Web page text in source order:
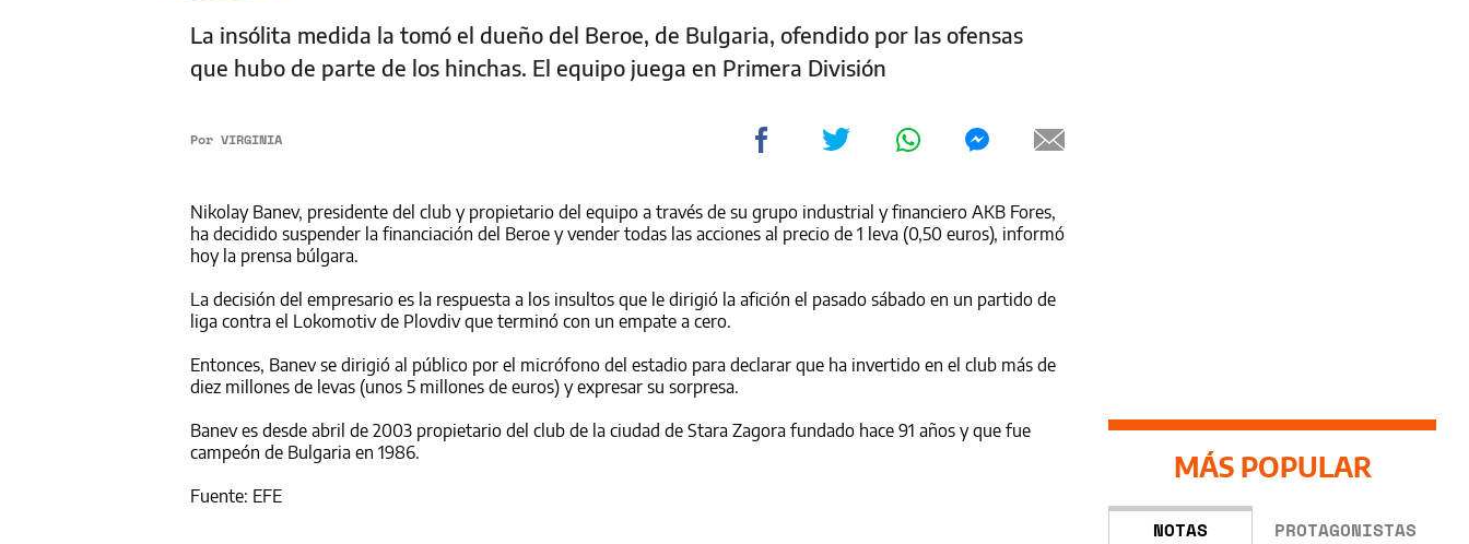
La insólita medida la tomó el dueño del Beroe, de Bulgaria, ofendido por las ofensas
que hubo de parte de los hinchas. El equipo juega en Primera División
Por VIRGINIA
Nikolay Banev, presidente del club y propietario del equipo a través de su grupo industrial y financiero AKB Fores,
ha decidido suspender la financiación del Beroe y vender todas las acciones al precio de 1 leva (0,50 euros), informó
hoy la prensa búlgara.
La decisión del empresario es la respuesta a los insultos que le dirigió la afición el pasado sábado en un partido de
liga contra el Lokomotiv de Plovdiv que terminó con un empate a cero.
Entonces, Banev se dirigió al público por el micrófono del estadio para declarar que ha invertido en el club más de
diez millones de levas (unos 5 millones de euros) y expresar su sorpresa.
Banev es desde abril de 2003 propietario del club de la ciudad de Stara Zagora fundado hace 91 años y que fue
campeón de Bulgaria en 1986.
Fuente: EFE
MÁS POPULAR
NOTAS PROTAGONISTAS